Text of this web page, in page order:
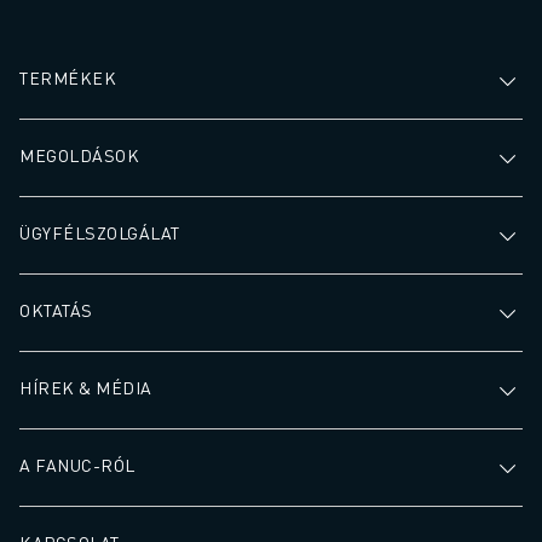
TERMÉKEK
MEGOLDÁSOK
ÜGYFÉLSZOLGÁLAT
OKTATÁS
HÍREK & MÉDIA
A FANUC-RÓL